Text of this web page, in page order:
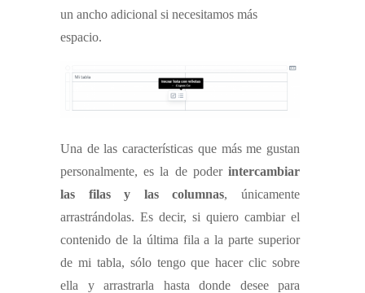
un ancho adicional si necesitamos más
espacio.
Una de las características que más me gustan
personalmente, es la de poder intercambiar
las filas y las columnas, únicamente
arrastrándolas. Es decir, si quiero cambiar el
contenido de la última fila a la parte superior
de mi tabla, sólo tengo que hacer clic sobre
ella y arrastrarla hasta donde desee para